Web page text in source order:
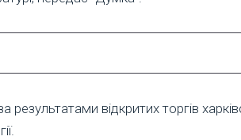
результатами відкритих торгів